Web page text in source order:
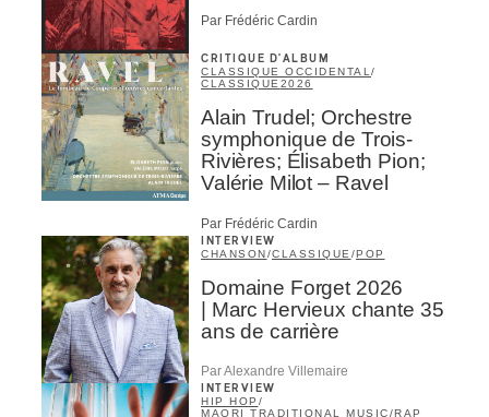
Par Frédéric Cardin
CRITIQUE D'ALBUM
CLASSIQUE OCCIDENTAL /
CLASSIQUE 2026
Alain Trudel; Orchestre
symphonique de Trois-
Rivières; Élisabeth Pion;
Valérie Milot – Ravel
Par Frédéric Cardin
INTERVIEW
CHANSON/CLASSIQUE /POP
Domaine Forget 2026
| Marc Hervieux chante 35
ans de carrière
Par Alexandre Villemaire
INTERVIEW
HIP HOP /
MAORI TRADITIONAL MUSIC/RAP